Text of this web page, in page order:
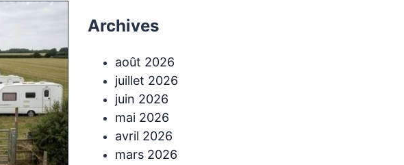
Archives
août 2026
juillet 2026
juin 2026
mai 2026
avril 2026
mars 2026